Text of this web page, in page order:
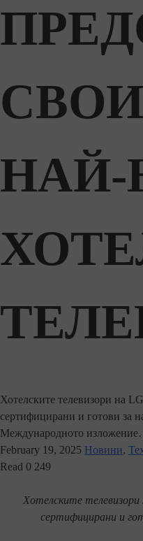
НАЙ-
Хотелските телевизори на
сертифицирани и готови за
Международното
February 19, 2025 Новини,
Read 0 249
Хотелските телевизори
сертифицирани и